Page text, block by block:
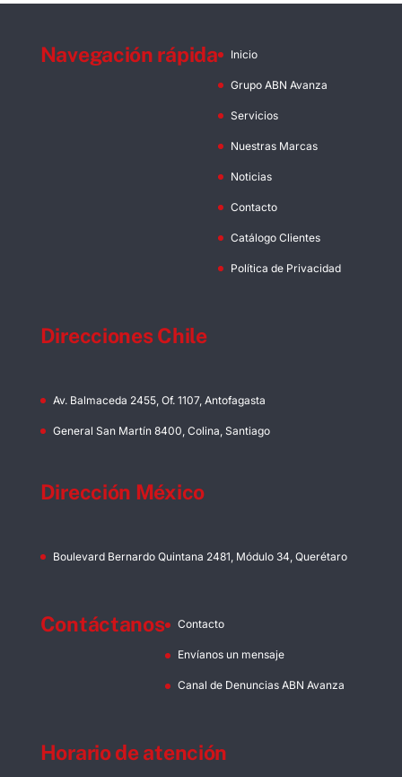
Hojas
Navegación rápida Inicio
Grupo ABN Avanza
Servicios
Nuestras Marcas
Noticias
Contacto
Catálogo Clientes
Política de Privacidad
Direcciones Chile
Av. Balmaceda 2455, Of. 1107, Antofagasta
General San Martín 8400, Colina, Santiago
Dirección México
Boulevard Bernardo Quintana 2481, Módulo 34, Querétaro
Contáctanos Contacto
Envíanos un mensaje
Canal de Denuncias ABN Avanza
Horario de atención